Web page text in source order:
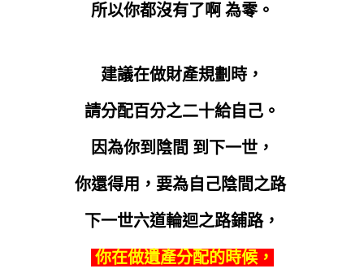
所以你都沒有了啊 為零。
建議在做財產規劃時，
請分配百分之二十給自己。
因為你到陰間 到下一世，
你還得用，要為自己陰間之路
下一世六道輪迴之路鋪路，
你在做遺產分配的時候，